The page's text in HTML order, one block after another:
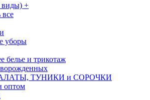
+
все
уборы
белье и трикотаж
ТУНИКИ и СОРОЧКИ
оптом